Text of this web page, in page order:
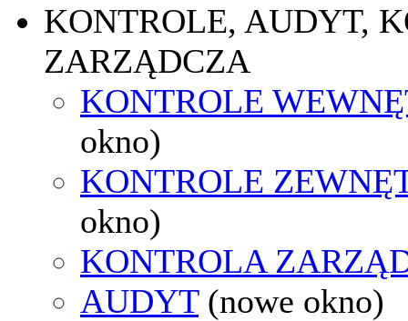
KONTROLE, AUDYT,
ZARZĄDCZA
KONTROLE
okno)
KONTROLE
okno)
KONTROLA
AUDYT (nowe okno)